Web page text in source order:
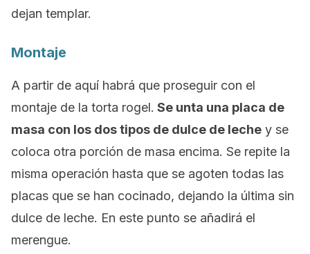
dejan templar.
Montaje
A partir de aquí habrá que proseguir con el
montaje de la torta rogel. Se unta una placa de
masa con los dos tipos de dulce de leche y se
coloca otra porción de masa encima. Se repite la
misma operación hasta que se agoten todas las
placas que se han cocinado, dejando la última sin
dulce de leche. En este punto se añadirá el
merengue.